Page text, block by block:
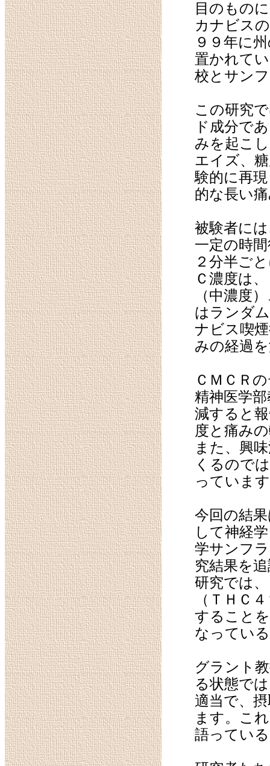
目のもの
カナビス
９９年に
置かれて
校とサン
この研究
ド成分で
みを起こ
エイズ、
験的に再
的な長い
被験者に
一定の時
２分半ご
Ｃ濃度は
（中濃度
はランダ
ナビス喫
みの経過
ＣＭＣＲ
精神医学
減すると
度と痛み
また、興
くるので
っていま
今回の結
して神経
学サンフ
究結果を
研究では
（ＴＨＣ
すること
なってい
グラント
る状態で
適当で、
ます。こ
語ってい